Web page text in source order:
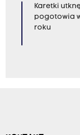
Karetki
pogotowia
roku